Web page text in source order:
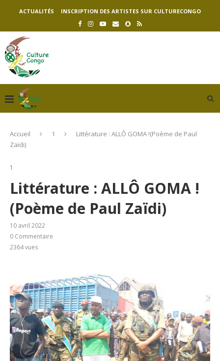
ACTUALITÉS INSCRIPTION DES ARTISTES SUR CULTURECONGO
Accueil 1
Littérature : ALLÔ GOMA !(Poème de Paul
Zaïdi)
1
Littérature : ALLÔ GOMA !
(Poème de Paul Zaïdi)
10 avril 2022
0 Commentaire
2364vues